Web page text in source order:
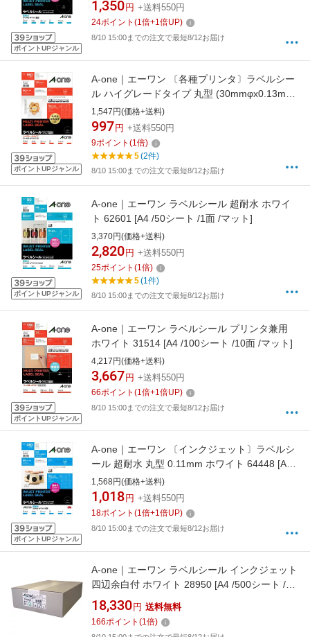
ポイントUPジャンル
1,350 円 +送料550円
24ポイント (1倍+1倍UP)
8/10 15:00までの注文で最短8/12お届け
ポイントUPジャンル
A-one｜エーワン 〔各種プリンタ〕ラベルシー
ル ハイグレードタイプ 丸型 (30mmφx0.13mm)
ホワイト 75248 [A4 /20シート /48面 /マット]
1,547円(価格+送料)
997 円 +送料550円
9ポイント (1倍)
5(2件)
8/10 15:00までの注文で最短8/12お届け
ポイントUPジャンル
A-one｜エーワン ラベルシール 超耐水 ホワイ
ト 62601 [A4 /50シート /1面 /マット]
3,370円(価格+送料)
2,820 円 +送料550円
25ポイント (1倍)
5(1件)
8/10 15:00までの注文で最短8/12お届け
ポイントUPジャンル
A-one｜エーワン ラベルシール プリンタ兼用
ホワイト 31514 [A4 /100シート /10面 /マット]
4,217円(価格+送料)
3,667 円 +送料550円
66ポイント (1倍+1倍UP)
8/10 15:00までの注文で最短8/12お届け
ポイントUPジャンル
A-one｜エーワン 〔インクジェット〕ラベルシ
ール 超耐水 丸型 0.11mm ホワイト 64448 [A4
/10シート /48面 /光沢]
1,568円(価格+送料)
1,018 円 +送料550円
18ポイント (1倍+1倍UP)
8/10 15:00までの注文で最短8/12お届け
A-one｜エーワン ラベルシール インクジェット
四辺余白付 ホワイト 28950 [A4 /500シート /24
面 /マット]
18,330 円 送料無料
166ポイント (1倍)